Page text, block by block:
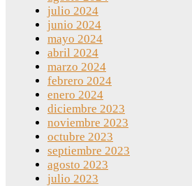
julio 2024
junio 2024
mayo 2024
abril 2024
marzo 2024
febrero 2024
enero 2024
diciembre 2023
noviembre 2023
octubre 2023
septiembre 2023
agosto 2023
julio 2023